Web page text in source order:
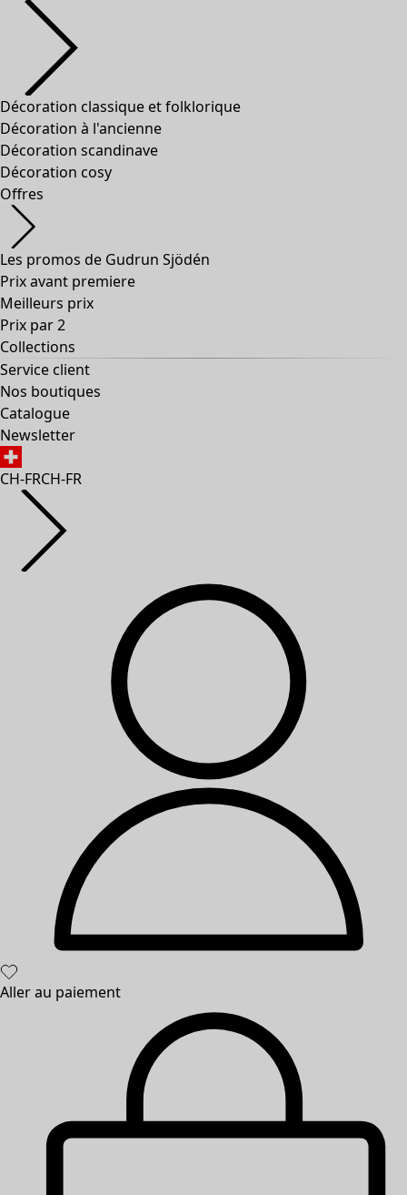
Décoration classique et folklorique
Décoration à l'ancienne
Décoration scandinave
Décoration cosy
Offres
Les promos de Gudrun Sjödén
Prix avant premiere
Meilleurs prix
Prix par 2
Collections
Service client
Nos boutiques
Catalogue
Newsletter
CH-FRCH-FR
Aller au paiement